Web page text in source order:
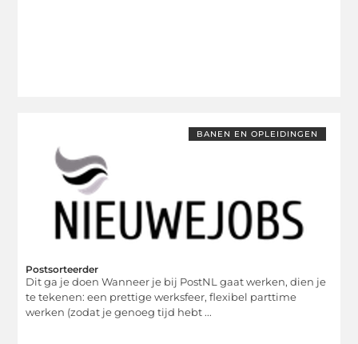
BANEN EN OPLEIDINGEN
Postsorteerder
Dit ga je doen Wanneer je bij PostNL gaat werken, dien je
te tekenen: een prettige werksfeer, flexibel parttime
werken (zodat je genoeg tijd hebt ...